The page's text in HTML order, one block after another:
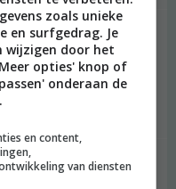
de Markthal natuurlijk*
schreef:
zoals unieke
en surfgedrag. Je
wijzigen door het
opties' knop of
onderaan de
en content,
van diensten